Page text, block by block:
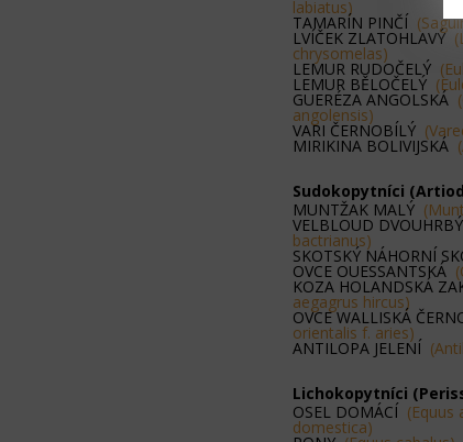
labiatus)
TAMARÍN PINČÍ
LVÍČEK ZLATOHLAVÝ
chrysomelas)
LEMUR RUDOČELÝ
LEMUR BĚLOČELÝ
GUERÉZA ANGOLSKÁ
angolensis)
VARI ČERNOBÍLÝ
MIRIKINA BOLIVIJSKÁ
Sudokopytníci
MUNTŽAK MALÝ
VELBLOUD DVOUHRBÝ
bactrianus)
SKOTSKÝ NÁHORNÍ
OVCE OUESSANTSKÁ
KOZA HOLANDSKÁ
aegagrus hircus)
OVCE WALLISKÁ
orientalis f. aries)
ANTILOPA JELENÍ
Lichokopytníci
OSEL DOMÁCÍ (Equus
domestica)